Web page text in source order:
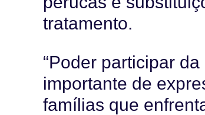
tratamento.
“Poder participar
importante de
famílias que